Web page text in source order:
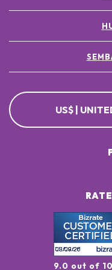
[+/- MAY CONTAIN
CI 77891 / TITANIUM
US$ |
9.0 out of